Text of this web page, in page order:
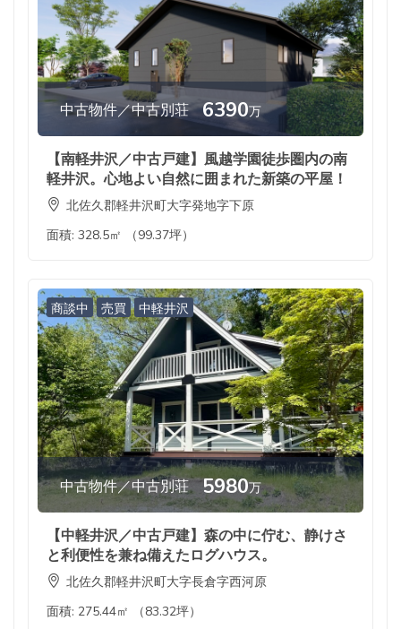
中古物件／中古別荘 6390万
【南軽井沢／中古戸建】風越学園徒歩圏内の南
軽井沢。心地よい自然に囲まれた新築の平屋！
北佐久郡軽井沢町大字発地字下原
面積: 328.5㎡ （99.37坪）
商談中 売買 中軽井沢
中古物件／中古別荘 5980万
【中軽井沢／中古戸建】森の中に佇む、静けさ
と利便性を兼ね備えたログハウス。
北佐久郡軽井沢町大字長倉字西河原
面積: 275.44㎡ （83.32坪）